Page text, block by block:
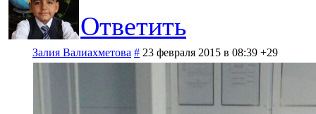
Ответить
Залия Валиахметова # 23 февраля 2015 в 08:39 +29